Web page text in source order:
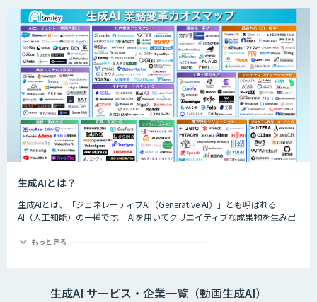
生成AIとは？
生成AIとは、「ジェネレーティブAI（Generative AI）」とも呼ばれる
AI（人工知能）の一種です。 AIを用いてクリエイティブな成果物を生み出
グラムのコード、文章など多岐にわたります。
もっと見る
生成AI サービス・企業一覧（動画生成AI）